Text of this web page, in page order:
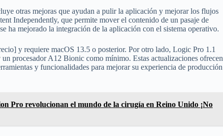
otras mejoras que ayudan a pulir la aplicación y mejorar los flujos
Independently, que permite mover el contenido de un pasaje de
ha mejorado la integración de la aplicación con el sistema operativo.
y requiere macOS 13.5 o posterior. Por otro lado, Logic Pro 1.1
procesador A12 Bionic como mínimo. Estas actualizaciones ofrecen
y funcionalidades para mejorar su experiencia de producción
Pro revolucionan el mundo de la cirugía en Reino Unido ¡No